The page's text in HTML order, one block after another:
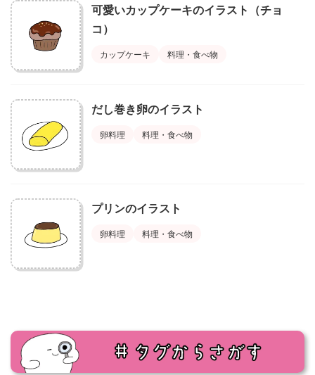
可愛いカップケーキのイラスト（チョ
コ）
カップケーキ 料理・食べ物
だし巻き卵のイラスト
卵料理 料理・食べ物
プリンのイラスト
卵料理 料理・食べ物